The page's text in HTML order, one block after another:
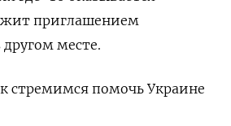
приглашением
другом месте.
стремимся помочь Украине